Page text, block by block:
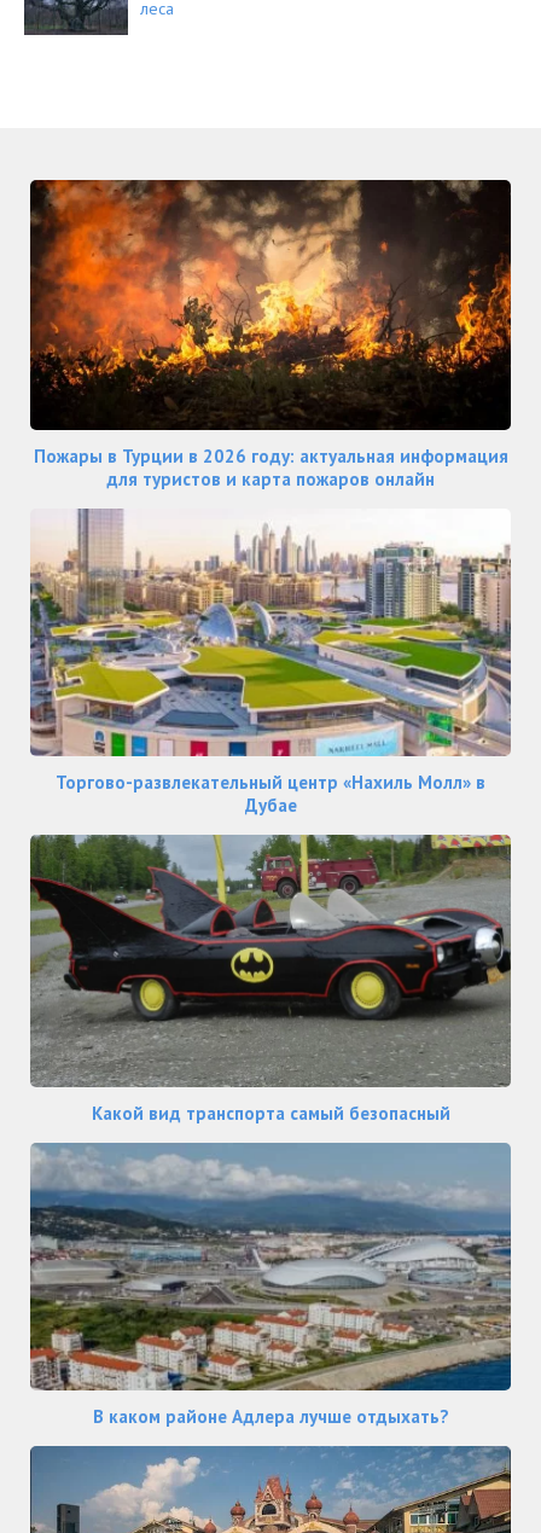
леса
Пожары в Турции в 2026 году: актуальная информация
для туристов и карта пожаров онлайн
Торгово-развлекательный центр «Нахиль Молл» в
Дубае
Какой вид транспорта самый безопасный
В каком районе Адлера лучше отдыхать?